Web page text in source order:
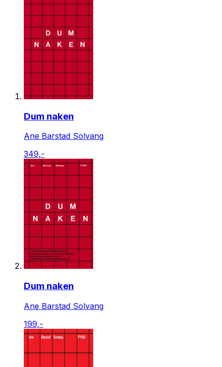
Dum naken
Ane Barstad Solvang
349,-
Dum naken
Ane Barstad Solvang
199,-